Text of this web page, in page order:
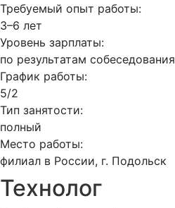
Требуемый опыт работы:
3–6 лет
Уровень зарплаты:
по результатам собеседования
График работы:
5/2
Тип занятости:
полный
Место работы:
филиал в России, г. Подольск
Технолог